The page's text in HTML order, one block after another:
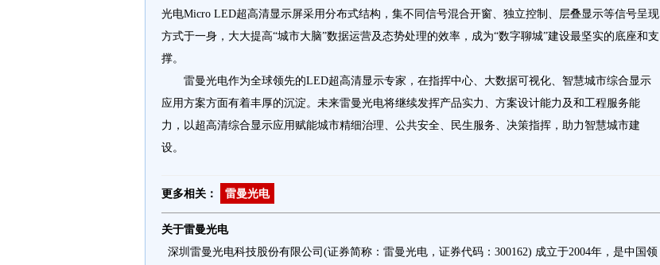
光电Micro LED超高清显示屏采用分布式结构，集不同信号混合开窗、独立控制、层叠显示等信号呈现
方式于一身，大大提高“城市大脑”数据运营及态势处理的效率，成为“数字聊城”建设最坚实的底座和支
撑。
雷曼光电作为全球领先的LED超高清显示专家，在指挥中心、大数据可视化、智慧城市综合显示
应用方案方面有着丰厚的沉淀。未来雷曼光电将继续发挥产品实力、方案设计能力及和工程服务能
力，以超高清综合显示应用赋能城市精细治理、公共安全、民生服务、决策指挥，助力智慧城市建
设。
更多相关： 雷曼光电
关于雷曼光电
深圳雷曼光电科技股份有限公司(证券简称：雷曼光电，证券代码：300162) 成立于2004年，是中国领